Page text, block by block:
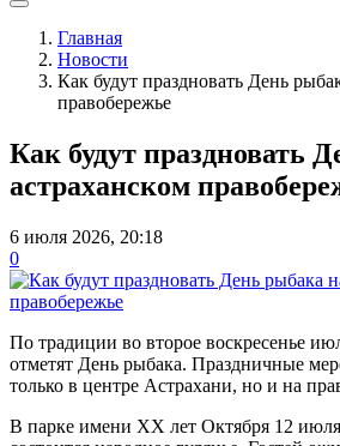
Главная
Новости
Как будут праздновать День
правобережье
Как будут праздновать
астраханском
6 июля 2026, 20:18
0
По традиции во второе воскресенье
отметят День рыбака. Праздничные
только в центре Астрахани, но и на
В парке имени ХХ лет Октября 12 июля